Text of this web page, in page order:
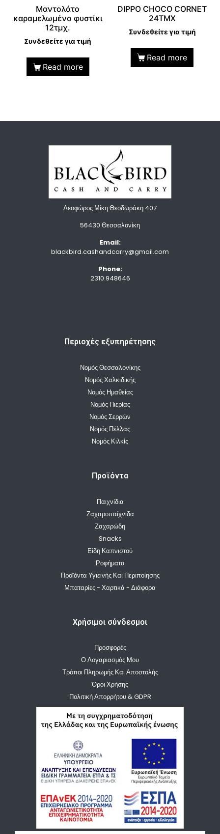
Μαντολάτο
καραμελωμένο φυστίκι
12τμχ.
Συνδεθείτε για τιμή
Read more
DIPPO CHOCO CORNET
24TMX
Συνδεθείτε για τιμή
Read more
Λεοφώρος Μίκη Θεοδωράκη 407
56430 Θεσσαλονίκη
Email:
blackbird.cashandcarry@gmail.com
Phone:
2310.948646
Περιοχές εξυπηρέτησης
Νομός Θεσσαλονίκης
Νομός Χαλκιδικής
Νομός Ημαθείας
Νομός Πιερίας
Νομός Σερρών
Νομός Πέλλας
Νομός Κιλκίς
Προϊόντα
Παιχνίδια
Ζαχαροπαίχνιδα
Ζαχαρώδη
Snacks
Είδη Καπνιστού
Ροφήματα
Προϊόντα Υγιεινής Και Περιποίησης
Μπαταρίες - Χαρτικά - Διάφορα
Χρήσιμοι σύνδεσμοι
Προσφορές
Ο Λογαριασμός Μου
Τρόποι Πληρωμής Και Αποστολής
Όροι Χρήσης
Πολιτική Απορρήτου & GDPR